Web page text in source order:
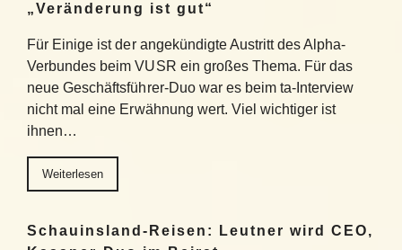
„Veränderung ist gut“
Für Einige ist der angekündigte Austritt des Alpha-
Verbundes beim VUSR ein großes Thema. Für das
neue Geschäftsführer-Duo war es beim ta-Interview
nicht mal eine Erwähnung wert. Viel wichtiger ist
ihnen…
Weiterlesen
Schauinsland-Reisen: Leutner wird CEO,